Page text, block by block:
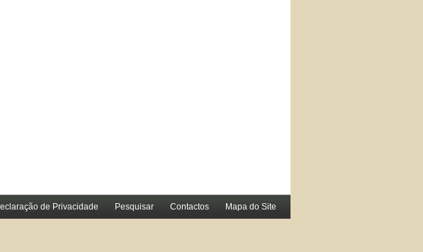
de Privacidade Pesquisar Contactos Mapa do Site